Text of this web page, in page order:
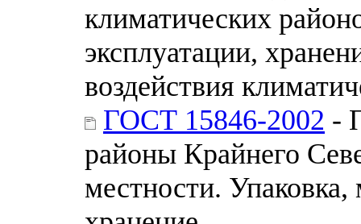
климатических
эксплуатации,
воздействия
ГОСТ 15846-2002 -
районы Крайнего
местности. Упаковка,